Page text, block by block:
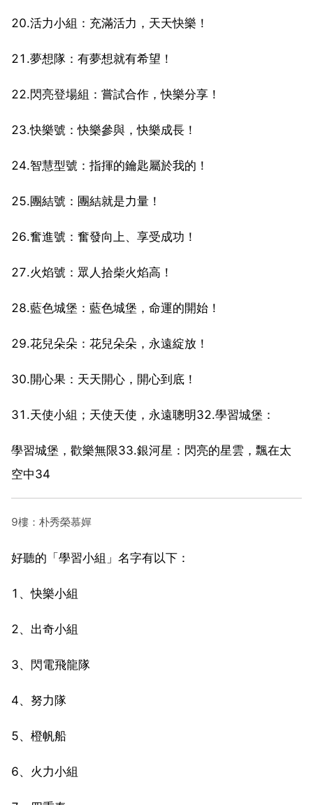
20.活力小組：充滿活力，天天快樂！
21.夢想隊：有夢想就有希望！
22.閃亮登場組：嘗試合作，快樂分享！
23.快樂號：快樂參與，快樂成長！
24.智慧型號：指揮的鑰匙屬於我的！
25.團結號：團結就是力量！
26.奮進號：奮發向上、享受成功！
27.火焰號：眾人拾柴火焰高！
28.藍色城堡：藍色城堡，命運的開始！
29.花兒朵朵：花兒朵朵，永遠綻放！
30.開心果：天天開心，開心到底！
31.天使小組；天使天使，永遠聰明32.學習城堡：
學習城堡，歡樂無限33.銀河星：閃亮的星雲，飄在太
空中34
9樓：朴秀榮慕嬋
好聽的「學習小組」名字有以下：
1、快樂小組
2、出奇小組
3、閃電飛龍隊
4、努力隊
5、橙帆船
6、火力小組